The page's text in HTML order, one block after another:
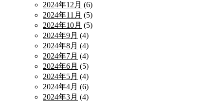
2024年12月 (6)
2024年11月 (5)
2024年10月 (5)
2024年9月 (4)
2024年8月 (4)
2024年7月 (4)
2024年6月 (5)
2024年5月 (4)
2024年4月 (6)
2024年3月 (4)